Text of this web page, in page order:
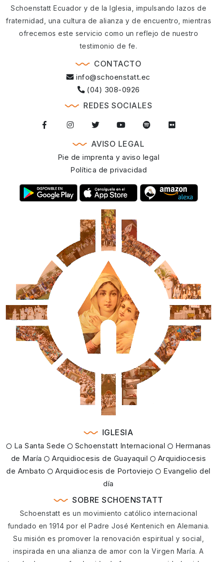
Schoenstatt Ecuador y de la Iglesia, impulsando lazos de
fraternidad, una cultura de alianza y de encuentro, mientras
ofrecemos este servicio como un reflejo de nuestro
testimonio de fe.
CONTACTO
info@schoenstatt.ec
(04) 308-0926
REDES SOCIALES
AVISO LEGAL
Pie de imprenta y aviso legal
Política de privacidad
IGLESIA
La Santa Sede Schoenstatt Internacional
Hermanas
de María
Arquidiocesis de Guayaquil
Arquidiocesis
de Ambato
Arquidiocesis de Portoviejo
Evangelio del
día
SOBRE SCHOENSTATT
Schoenstatt es un movimiento católico internacional
fundado en 1914 por el Padre José Kentenich en Alemania.
Su misión es promover la renovación espiritual y social,
inspirada en una alianza de amor con la Virgen María. A